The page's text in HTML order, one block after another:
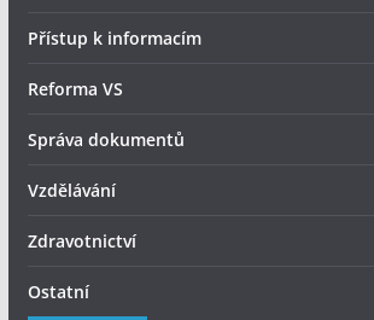
Přístup k informacím
Reforma VS
Správa dokumentů
Vzdělávání
Zdravotnictví
Ostatní